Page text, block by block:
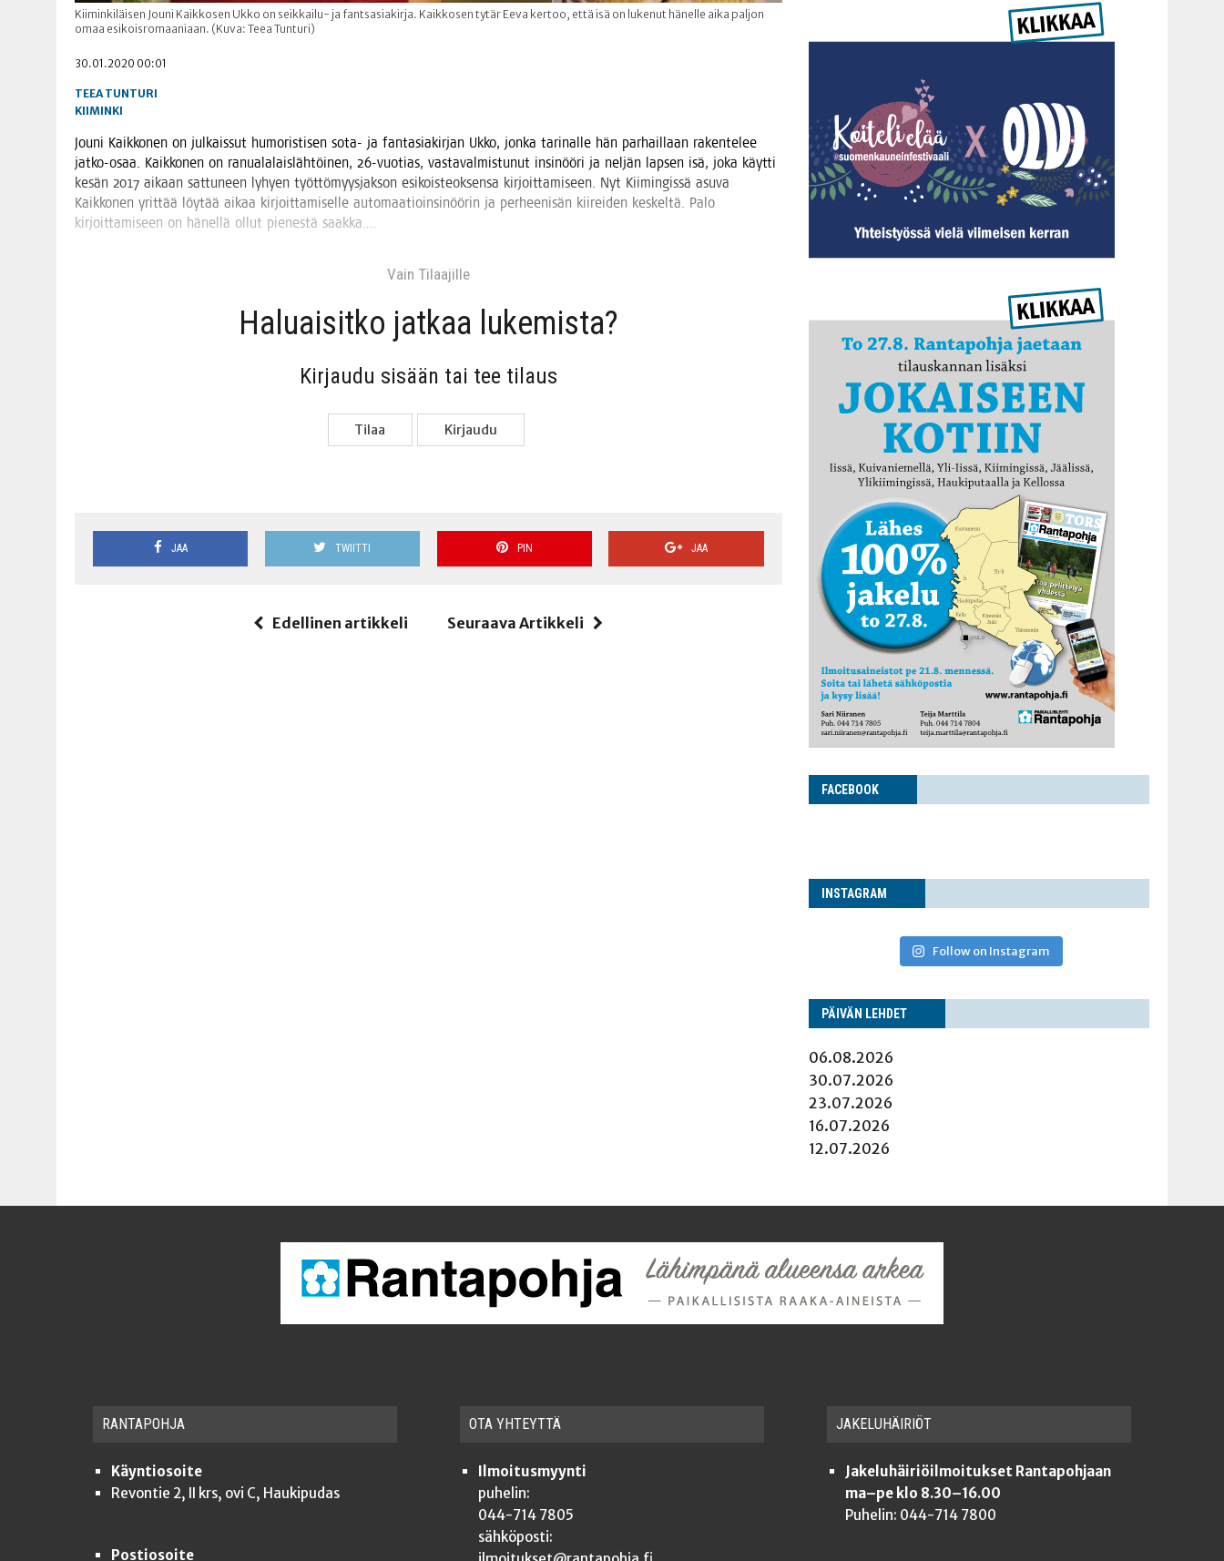
Kiiminkiläisen Jouni Kaikkosen Ukko on seikkailu- ja fantsasiakirja. Kaikkosen tytär Eeva kertoo, että isä on lukenut hänelle aika paljon
omaa esikoisromaaniaan. (Kuva: Teea Tunturi)
30.01.2020 00:01
TEEA TUNTURI
KIIMINKI
Jou­ni Kaik­ko­nen on jul­kais­sut humo­ris­ti­sen sota- ja fan­ta­sia­kir­jan Ukko, jon­ka tari­nal­le hän par­hail­laan raken­te­lee
jat­ko-osaa. Kaik­ko­nen on ranua­la­lais­läh­töi­nen, 26-vuo­tias, vas­ta­val­mis­tu­nut insi­nöö­ri ja nel­jän lap­sen isä, joka käyt­ti
kesän 2017 aikaan sat­tu­neen lyhyen työt­tö­myys­jak­son esi­kois­teok­sen­sa kir­joit­ta­mi­seen. Nyt Kii­min­gis­sä asu­va
Kaik­ko­nen yrit­tää löy­tää aikaa kir­joit­ta­mi­sel­le auto­maa­tioin­si­nöö­rin ja per­hee­ni­sän kii­rei­den kes­kel­tä. Palo
kir­joit­ta­mi­seen on hänel­lä ollut pie­nes­tä saakka.…
Vain Tilaa­jil­le
Haluai­sit­ko jat­kaa lukemista?
Kir­jau­du sisään tai tee tilaus
Tilaa Kir­jau­du
JAA TWIITTI PIN JAA
Edellinen artikkeli Seuraava Artikkeli
FACE­BOOK
INS­TA­GRAM
Follow on Instagram
PÄI­VÄN LEHDET
06.08.2026
30.07.2026
23.07.2026
16.07.2026
12.07.2026
RAN­TA­POH­JA
Käyntiosoite
Revontie 2, II krs, ovi C, Haukipudas
Postiosoite
OTA YHTEYT­TÄ
Ilmoitusmyynti
puhelin:
044-714 7805
sähköposti:
JAKE­LU­HÄI­RIÖT
Jakeluhäiriöilmoitukset Rantapohjaan
ma–pe klo 8.30–16.00
Puhelin: 044-714 7800